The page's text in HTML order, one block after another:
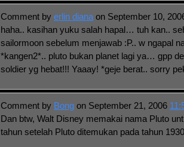
Comment by erlin diana on September 10,
haha.. kasihan yuku salah hapal… tuh kan..
sailormoon sebelum menjawab :P.. w ngapal
*kangen2*.. pluto bukan planet lagi ya… gpp
soldier yg hebat!!! Yaaay! *geje berat.. sorry
Comment by Bong on September 21, 2006
Dan btw, Walt Disney memakai nama Pluto
tahun setelah Pluto ditemukan pada tahun